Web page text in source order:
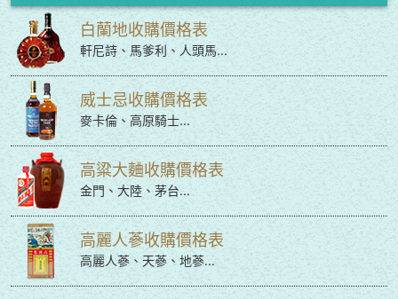
白蘭地收購價格表
軒尼詩、馬爹利、人頭馬...
威士忌收購價格表
麥卡倫、高原騎士...
高粱大麯收購價格表
金門、大陸、茅台...
高麗人蔘收購價格表
高麗人蔘、天蔘、地蔘...